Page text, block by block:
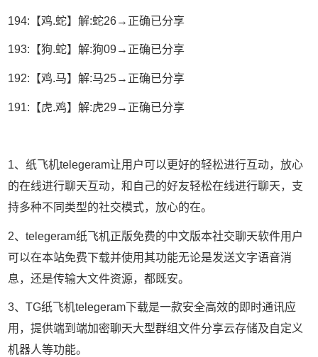
194:【鸡.蛇】解:蛇26→正确已分享
193:【狗.蛇】解:狗09→正确已分享
192:【鸡.马】解:马25→正确已分享
191:【虎.鸡】解:虎29→正确已分享
1、纸飞机telegeram让用户可以更好的轻松进行互动，放心
的在线进行聊天互动，和自己的好友轻松在线进行聊天，支
持多种不同类型的社交模式，放心的在。
2、telegeram纸飞机正版免费的中文版本社交聊天软件用户
可以在本站免费下载并使用其功能无论是发送文字语音消
息，还是传输大文件资源，都既安。
3、TG纸飞机telegeram下载是一款安全高效的即时通讯应
用，提供端到端加密聊天大型群组文件分享云存储及自定义
机器人等功能。